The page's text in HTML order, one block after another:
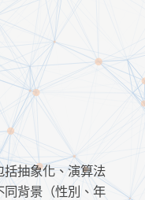
抽象化、演算法
背景（性別、年